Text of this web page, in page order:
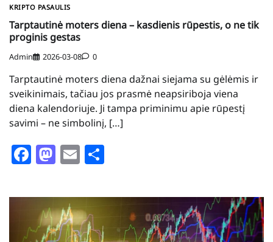
KRIPTO PASAULIS
Tarptautinė moters diena – kasdienis rūpestis, o ne tik
proginis gestas
Admin 2026-03-08 0
Tarptautinė moters diena dažnai siejama su gėlėmis ir
sveikinimais, tačiau jos prasmė neapsiriboja viena
diena kalendoriuje. Ji tampa priminimu apie rūpestį
savimi – ne simbolinį, […]
Facebook
Mastodon
Email